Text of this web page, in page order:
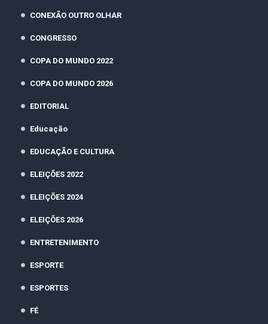
CONEXÃO OUTRO OLHAR
CONGRESSO
COPA DO MUNDO 2022
COPA DO MUNDO 2026
EDITORIAL
Educação
EDUCAÇÃO E CULTURA
ELEIÇÕES 2022
ELEIÇÕES 2024
ELEIÇÕES 2026
ENTRETENIMENTO
ESPORTE
ESPORTES
FÉ